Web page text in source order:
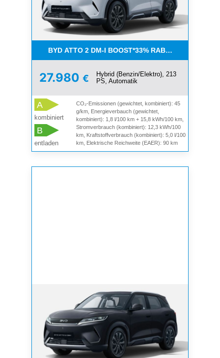
BYD ATTO 2 DM-I BOOST*33%
27.980 €
Hybrid (Benzin/Elektro), 213
PS, Automatik
A
kombiniert
B
entladen
CO₂-Emissionen (gewichtet, kombiniert): 45
g/km, Energieverbauch (gewichtet,
kombiniert): 1,8 l/100 km + 15,8 kWh/100 km,
Stromverbrauch (kombiniert): 12,3 kWh/100
km, Kraftstoffverbrauch (kombiniert): 5,0 l/100
km, Elektrische Reichweite (EAER): 90 km